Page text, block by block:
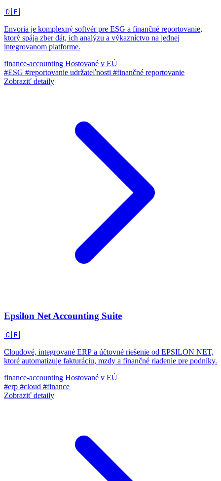
🇩🇪
Envoria je komplexný softvér pre ESG a finančné reportovanie,
ktorý spája zber dát, ich analýzu a výkazníctvo na jednej
integrovanom platforme.
finance-accounting Hostované v EÚ
#ESG #reportovanie udržateľnosti #finančné reportovanie
Zobraziť detaily
Epsilon Net Accounting Suite
🇬🇷
Cloudové, integrované ERP a účtovné riešenie od EPSILON NET,
ktoré automatizuje fakturáciu, mzdy a finančné riadenie pre podniky.
finance-accounting Hostované v EÚ
#erp #cloud #finance
Zobraziť detaily